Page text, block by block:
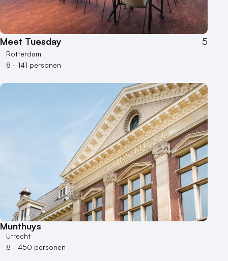
Meet Tuesday 5
Rotterdam
8 - 141 personen
Munthuys
Utrecht
8 - 450 personen